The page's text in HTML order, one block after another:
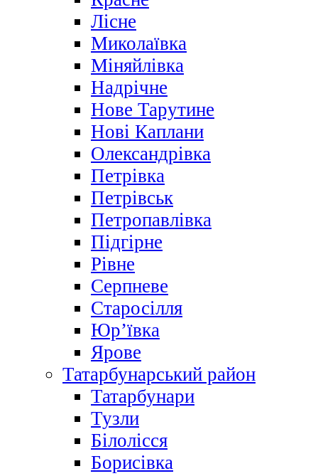
Лісне
Миколаївка
Міняйлівка
Надрічне
Нове Тарутине
Нові Каплани
Олександрівка
Петрівка
Петрівськ
Петропавлівка
Підгірне
Рівне
Серпневе
Старосілля
Юр’ївка
Ярове
Татарбунарський район
Татарбунари
Тузли
Білолісся
Борисівка